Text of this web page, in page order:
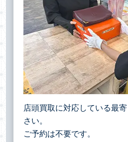
店頭買取に対応している最
さい。
ご予約は不要です。